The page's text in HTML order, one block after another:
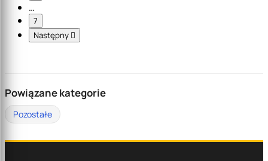
…
7
Następny 
Powiązane kategorie
Pozostałe